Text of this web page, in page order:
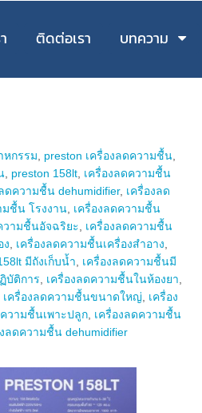
ติดต่อเรา บทความ
หกรรม preston เครื่องลดความชื้น
preston 158lt เครื่องลดความชื้น
ดความชื้น dehumidifier, เครื่องลด
มชื้น โรงงาน เครื่องลดความชื้น
วามชื้นอัจฉริยะ
เครื่องลดความชื้น
ง เครื่องลดความชื้นเครื่องสำอาง
มีถังเก็บน้ำ
เครื่องลดความชื้นมี
บัติการ เครื่องลดความชื้นในห้องยา
เครื่องลดความชื้นขนาดใหญ่
เครื่อง
วามชื้นเพาะปลูก เครื่องลดความชื้น
ลดความชื้น dehumidifier